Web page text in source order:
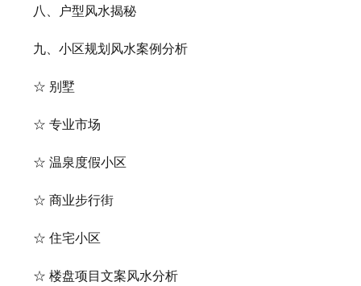
八、户型风水揭秘
九、小区规划风水案例分析
☆ 别墅
☆ 专业市场
☆ 温泉度假小区
☆ 商业步行街
☆ 住宅小区
☆ 楼盘项目文案风水分析